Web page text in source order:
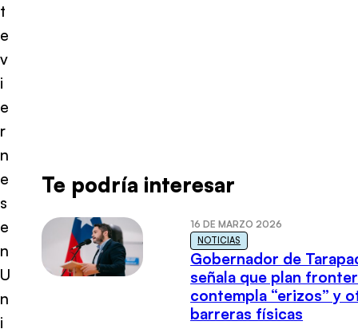
t
e
v
i
e
r
n
e
s
e
n
U
n
i
Te podría interesar
16 DE MARZO 2026
NOTICIAS
Gobernador de
señala que plan
contempla “erizos” y
barreras físicas